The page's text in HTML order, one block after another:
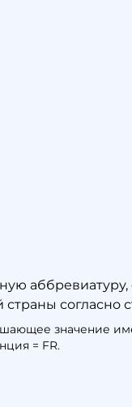
согласно
значение
= FR.